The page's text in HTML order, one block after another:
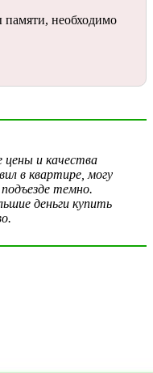
памяти, необходимо
цены и качества
в квартире, могу
темно.
деньги купить